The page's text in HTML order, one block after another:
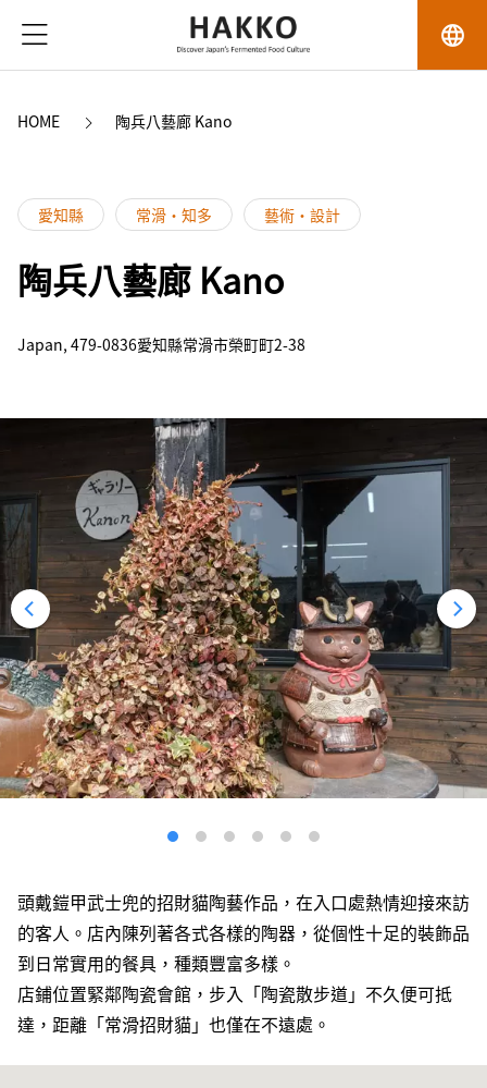
language
HOME 陶兵八藝廊 Kano
愛知縣 常滑・知多 藝術・設計
陶兵八藝廊 Kano
Japan, 479-0836愛知縣常滑市榮町町2-38
頭戴鎧甲武士兜的招財貓陶藝作品，在入口處熱情迎接來訪
的客人。店內陳列著各式各樣的陶器，從個性十足的裝飾品
到日常實用的餐具，種類豐富多樣。
店鋪位置緊鄰陶瓷會館，步入「陶瓷散步道」不久便可抵
達，距離「常滑招財貓」也僅在不遠處。